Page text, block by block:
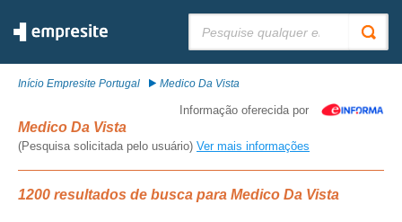
Início Empresite Portugal Medico Da Vista
Informação oferecida por
Medico Da Vista
(Pesquisa solicitada pelo usuário) Ver mais informações
1200 resultados de busca para Medico Da Vista